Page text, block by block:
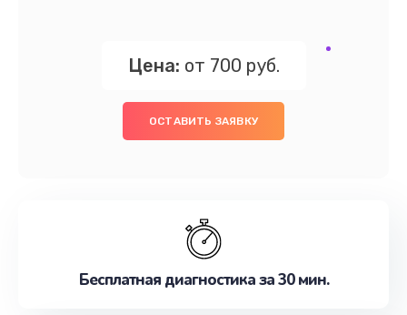
Цена: от 700 руб.
ОСТАВИТЬ ЗАЯВКУ
Бесплатная диагностика за 30 мин.